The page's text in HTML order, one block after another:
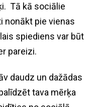
Tā kā sociālie
nonākt pie vienas
spiediens var būt
pareizi.
daudz un dažādas
tava mērķa